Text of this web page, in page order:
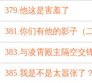
（三合一章节）
379.他这是害羞了
381.你们有他的影子（
节）
383.与凌霄殿主隔空交
章节）
385.我是不是太嚣张了